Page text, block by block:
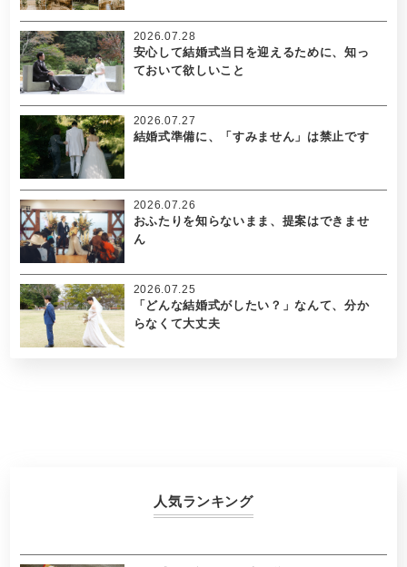
安心して結婚式当日を迎えるために、知っ
ておいて欲しいこと
2026.07.28
結婚式準備に、「すみません」は禁止です
2026.07.27
おふたりを知らないまま、提案はできませ
ん
2026.07.26
「どんな結婚式がしたい？」なんて、分か
らなくて大丈夫
2026.07.25
人気ランキング